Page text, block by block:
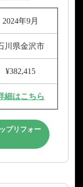
2024年9月
川県金沢市
¥382,415
細はこちら
プリフォー